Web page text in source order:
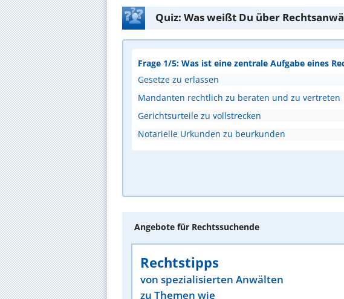
Quiz: Was weißt Du über
Frage 1/5: Was ist eine zentrale Aufgabe eines
Gesetze zu erlassen
Mandanten rechtlich zu beraten und zu vertreten
Gerichtsurteile zu vollstrecken
Notarielle Urkunden zu beurkunden
Angebote für Rechtssuchende
Rechtstipps
von spezialisierten Anwälten
zu Themen wie